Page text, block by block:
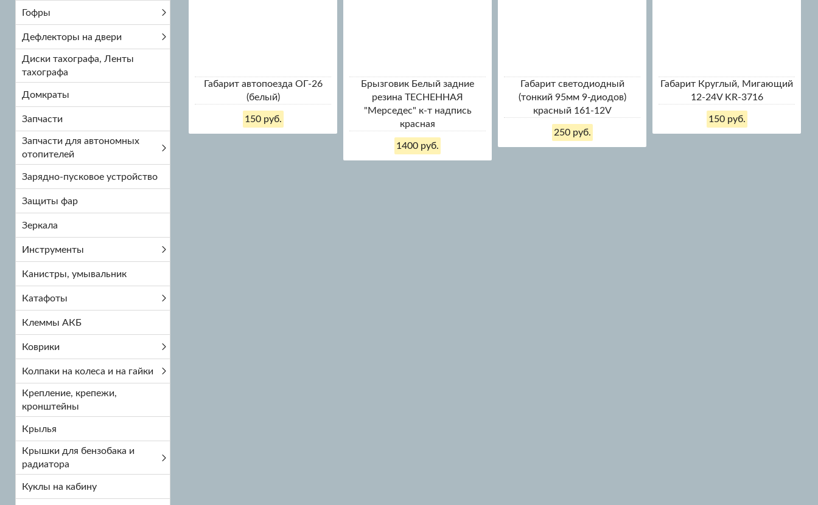
Гофры
Дефлекторы на двери
Диски тахографа, Ленты
тахографа
Домкраты
Запчасти
Запчасти для автономных
отопителей
Зарядно-пусковое устройство
Защиты фар
Зеркала
Инструменты
Канистры, умывальник
Катафоты
Клеммы АКБ
Коврики
Колпаки на колеса и на гайки
Крепление, крепежи,
кронштейны
Крылья
Крышки для бензобака и
радиатора
Куклы на кабину
Габарит автопоезда ОГ-26
(белый)
150 руб.
Брызговик Белый задние
резина ТЕСНЕННАЯ
"Мерседес" к-т надпись
красная
1400 руб.
Габарит светодиодный
(тонкий 95мм 9-диодов)
красный 161-12V
250 руб.
Габарит Круглый, Мигающий
12-24V KR-3716
150 руб.